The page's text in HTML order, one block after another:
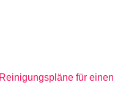
für einen